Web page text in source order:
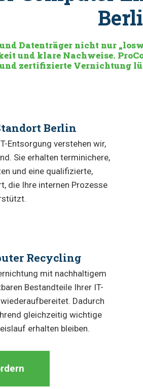
Datenträger nicht nur
und klare Nachweise.
zertifizierte Vernichtung
Berlin
Entsorgung verstehen wir,
Sie erhalten terminichere,
und eine qualifizierte,
die Ihre internen Prozesse
Recycling
mit nachhaltigem
Bestandteile Ihrer IT-
Dadurch
gleichzeitig wichtige
erhalten bleiben.